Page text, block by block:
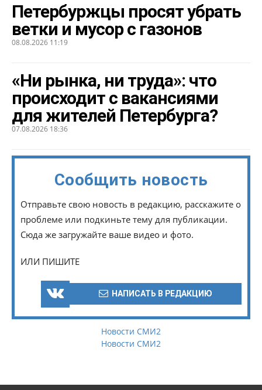
Петербуржцы просят убрать
ветки и мусор с газонов
08.08.2026 11:19
«Ни рынка, ни труда»: что
происходит с вакансиями
для жителей Петербурга?
07.08.2026 18:36
Сообщить новость
Отправьте свою новость в редакцию, расскажите о
проблеме или подкиньте тему для публикации.
Сюда же загружайте ваше видео и фото.
ИЛИ ПИШИТЕ
НАПИСАТЬ В РЕДАКЦИЮ
Новости СМИ2
Новости СМИ2